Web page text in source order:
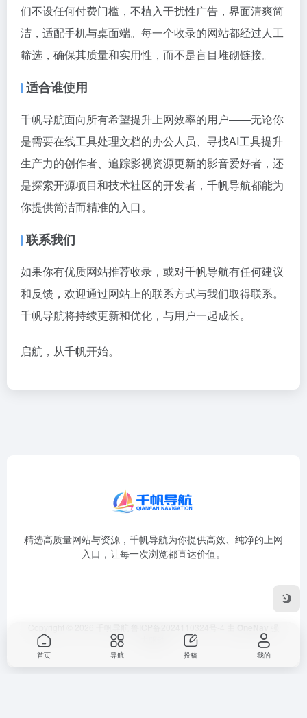
们不设任何付费门槛，不植入干扰性广告，界面清爽简
洁，适配手机与桌面端。每一个收录的网站都经过人工
筛选，确保其质量和实用性，而不是盲目堆砌链接。
适合谁使用
千帆导航面向所有希望提升上网效率的用户——无论你
是需要在线工具处理文档的办公人员、寻找AI工具提升
生产力的创作者、追踪影视资源更新的影音爱好者，还
是探索开源项目和技术社区的开发者，千帆导航都能为
你提供简洁而精准的入口。
联系我们
如果你有优质网站推荐收录，或对千帆导航有任何建议
和反馈，欢迎通过网站上的联系方式与我们取得联系。
千帆导航将持续更新和优化，与用户一起成长。
启航，从千帆开始。
精选高质量网站与资源，千帆导航为你提供高效、纯净的上网
入口，让每一次浏览都直达价值。
首页 导航 投稿 我的